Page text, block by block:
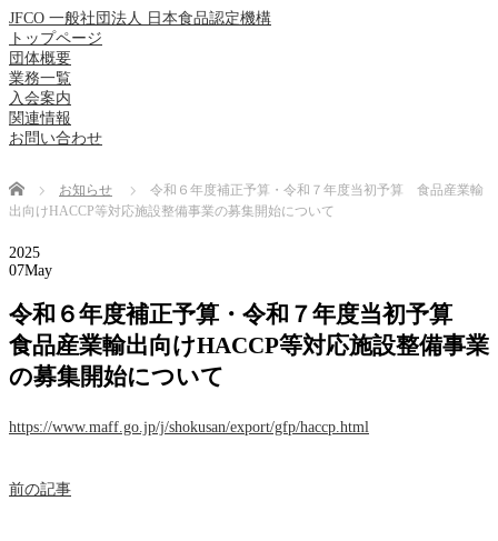
JFCO 一般社団法人 日本食品認定機構
トップページ
団体概要
業務一覧
入会案内
関連情報
お問い合わせ
Home お知らせ
令和６年度補正予算・令和７年度当初予算 食品産業輸
出向けHACCP等対応施設整備事業の募集開始について
2025
07May
令和６年度補正予算・令和７年度当初予算
食品産業輸出向けHACCP等対応施設整備事業
の募集開始について
https://www.maff.go.jp/j/shokusan/export/gfp/haccp.html
前の記事